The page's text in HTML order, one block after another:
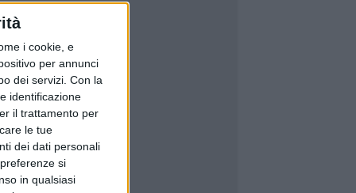
i cookie, e
per annunci
dei servizi. Con la
identificazione
il trattamento per
le tue
dei dati personali
si
in qualsiasi